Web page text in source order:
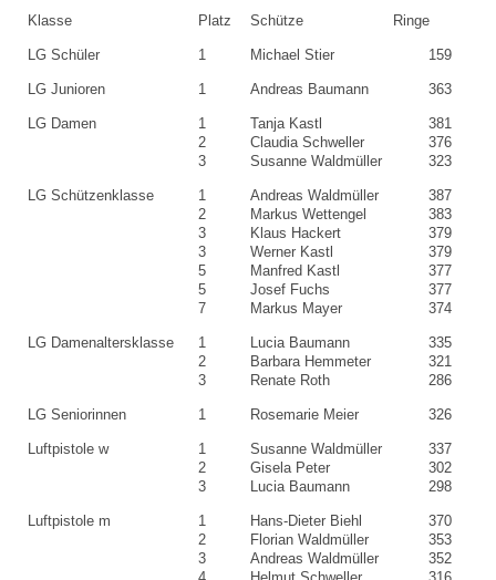
Klasse Platz Schütze Ringe
LG Schüler 1 Michael Stier 159
LG Junioren 1 Andreas Baumann 363
LG Damen 1 Tanja Kastl
381
2
Claudia Schweller
376
3
Susanne Waldmüller 323
LG Schützenklasse 1 Andreas Waldmüller
387
2
Markus Wettengel
383
3
Klaus Hackert
379
3
Werner Kastl
379
5
Manfred Kastl
377
5
Josef Fuchs
377
7
Markus Mayer 374
LG Damenaltersklasse 1 Lucia Baumann
335
2
Barbara Hemmeter
321
3
Renate Roth 286
LG Seniorinnen 1 Rosemarie Meier 326
Luftpistole w 1 Susanne Waldmüller
337
2
Gisela Peter
302
3
Lucia Baumann 298
Luftpistole m 1 Hans-Dieter Biehl
370
2
Florian Waldmüller
353
3
Andreas Waldmüller
352